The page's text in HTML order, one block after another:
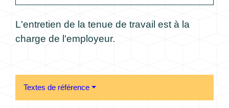
L'entretien de la tenue de travail est à la
charge de l'employeur.
Textes de référence